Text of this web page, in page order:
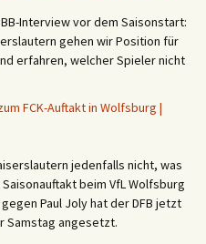
Interview vor dem Saisonstart:
gehen wir Position für
erfahren, welcher Spieler nicht
FCK-Auftakt in Wolfsburg |
jedenfalls nicht, was
beim VfL Wolfsburg
Paul Joly hat der DFB jetzt
Samstag angesetzt.